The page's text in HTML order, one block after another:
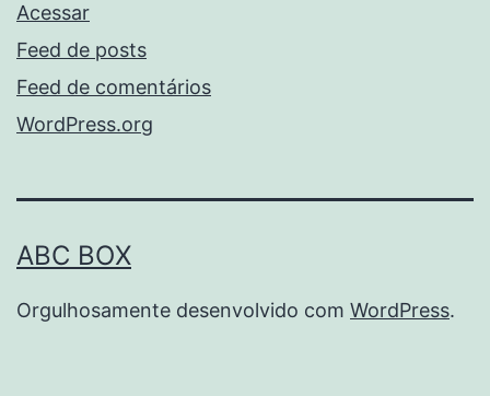
Acessar
Feed de posts
Feed de comentários
WordPress.org
ABC BOX
Orgulhosamente desenvolvido com WordPress.